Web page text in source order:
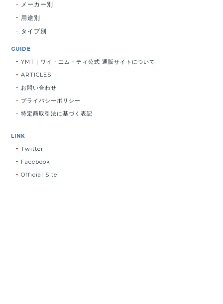
メーカー別
用途別
タイプ別
GUIDE
YMT | ワイ・エム・ティ公式 通販サイトについて
ARTICLES
お問い合わせ
プライバシーポリシー
特定商取引法に基づく表記
LINK
Twitter
Facebook
Official Site